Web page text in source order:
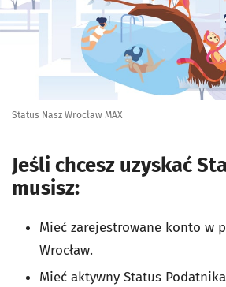
Status Nasz Wrocław MAX
Jeśli chcesz uzyskać
musisz:
Mieć zarejestrowane konto w
Wrocław.
Mieć aktywny Status